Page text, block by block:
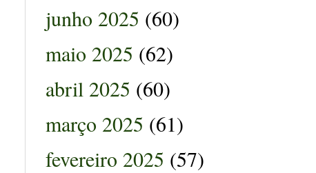
junho 2025 (60)
maio 2025 (62)
abril 2025 (60)
março 2025 (61)
fevereiro 2025 (57)